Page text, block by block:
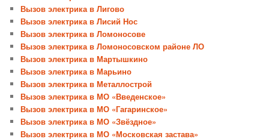
Вызов электрика в Лигово
Вызов электрика в Лисий Нос
Вызов электрика в Ломоносове
Вызов электрика в Ломоносовском районе ЛО
Вызов электрика в Мартышкино
Вызов электрика в Марьино
Вызов электрика в Металлострой
Вызов электрика в МО «Введенское»
Вызов электрика в МО «Гагаринское»
Вызов электрика в МО «Звёздное»
Вызов электрика в МО «Московская застава»